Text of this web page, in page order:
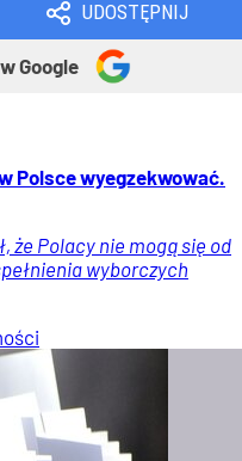
UDOSTĘPNIJ
Google
Polsce wyegzekwować.
że Polacy nie mogą się od
wyborczych